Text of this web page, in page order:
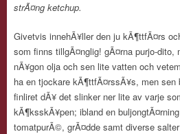
strÃ¤ng ketchup.
Givetvis innehÃ¥ller den ju kÃ¶ttfÃ¤rs
som finns tillgÃ¤nglig! gÃ¤rna purjo-
nÃ¥gon olja och sen lite vatten och
ha en tjockare kÃ¶ttfÃ¤rssÃ¥s, men
finliret dÃ¥ det slinker ner lite av varje
kÃ¶ksskÃ¥pen; ibland en
tomatpurÃ©, grÃ¤dde samt diverse